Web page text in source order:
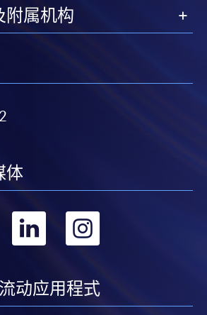
附属机构
体
转
转
linkedin
动应用程式